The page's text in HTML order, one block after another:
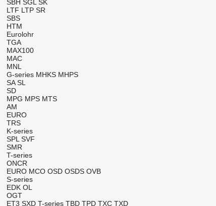
SBH SGL SK
LTF LTP SR
SBS
HTM
Eurolohr
TGA
MAX100
MAC
MNL
G-series MHKS MHPS
SA SL
SD
MPG MPS MTS
AM
EURO
TRS
K-series
SPL SVF
SMR
T-series
ONCR
EURO MCO OSD OSDS OVB
S-series
EDK OL
OGT
ET3 SXD T-series TBD TPD TXC TXD